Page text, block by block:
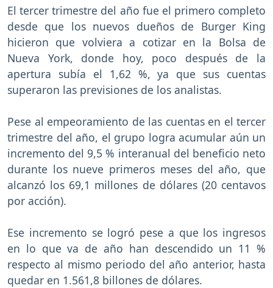
El tercer trimestre del año fue el primero completo
desde que los nuevos dueños de Burger King
hicieron que volviera a cotizar en la Bolsa de
Nueva York, donde hoy, poco después de la
apertura subía el 1,62 %, ya que sus cuentas
superaron las previsiones de los analistas.
Pese al empeoramiento de las cuentas en el tercer
trimestre del año, el grupo logra acumular aún un
incremento del 9,5 % interanual del beneficio neto
durante los nueve primeros meses del año, que
alcanzó los 69,1 millones de dólares (20 centavos
por acción).
Ese incremento se logró pese a que los ingresos
en lo que va de año han descendido un 11 %
respecto al mismo periodo del año anterior, hasta
quedar en 1.561,8 billones de dólares.